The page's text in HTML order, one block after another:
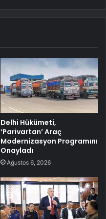
Delhi Hükümeti,
‘Parivartan’ Araç
Modernizasyon Programını
Onayladı
Ağustos 6, 2026